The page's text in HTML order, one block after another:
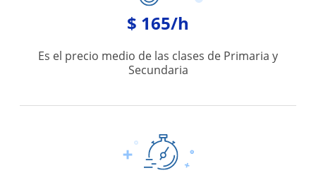
$ 165/h
Es el precio medio de las clases de Primaria y
Secundaria